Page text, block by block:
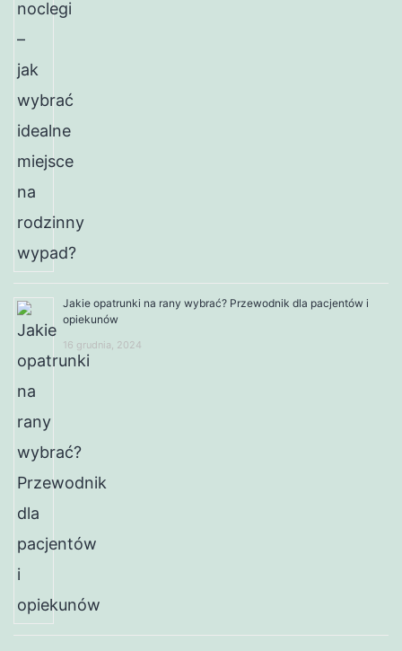
Jakie opatrunki na rany wybrać? Przewodnik dla pacjentów i
opiekunów
16 grudnia, 2024